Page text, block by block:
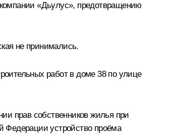
«Дьулус», предотвращению
не принимались.
работ в доме 38 по улице
прав собственников жилья при
Федерации устройство проёма